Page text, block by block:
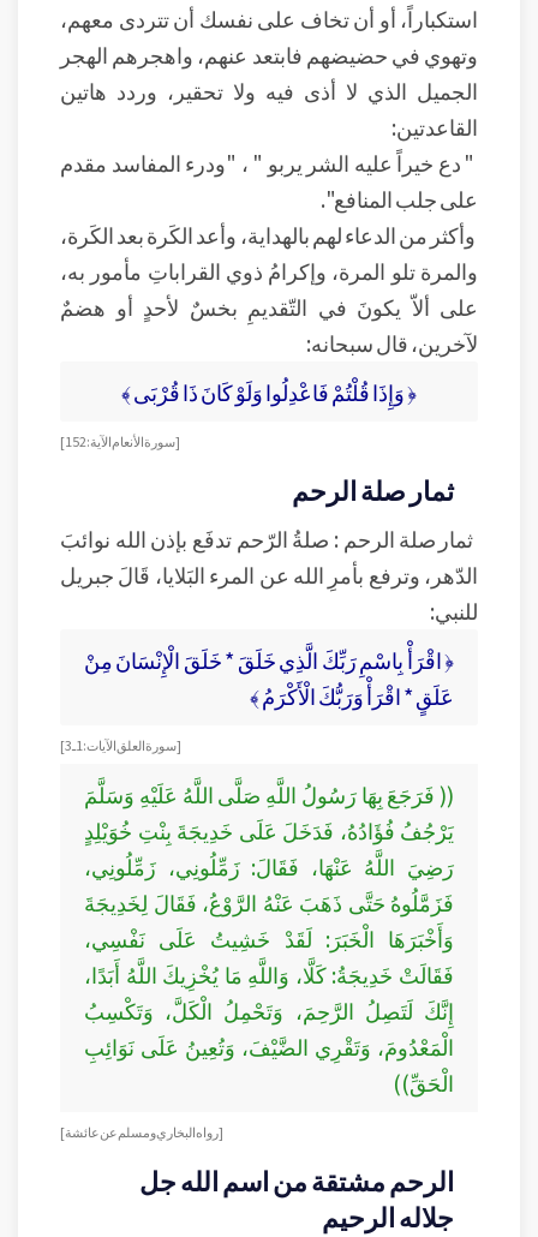
استكباراً، أو أن تخاف على نفسك أن تتردى معهم،
وتهوي في حضيضهم فابتعد عنهم، واهجرهم الهجر
الجميل الذي لا أذى فيه ولا تحقير، وردد هاتين
القاعدتين:
" دع خيراً عليه الشر يربو " ، "ودرء المفاسد مقدم
على جلب المنافع".
وأكثر من الدعاء لهم بالهداية، وأعد الكَرة بعد الكَرة،
والمرة تلو المرة، وإكرامُ ذوي القراباتِ مأمور به،
على ألاّ يكونَ في التّقديمِ بخسٌ لأحدٍ أو هضمٌ
لآخرين، قال سبحانه:
﴿ وَإِذَا قُلْتُمْ فَاعْدِلُوا وَلَوْ كَانَ ذَا قُرْبَى ﴾
[ سورة الأنعام الآية : 152]
ثمار صلة الرحم
ثمار صلة الرحم : صلةُ الرّحم تدفَع بإذن الله نوائبَ
الدّهر، وترفع بأمرِ الله عن المرء البَلايا، قَالَ جبريل
للنبي:
﴿ اقْرَأْ بِاسْمِ رَبِّكَ الَّذِي خَلَقَ * خَلَقَ الْإِنْسَانَ مِنْ
عَلَقٍ * اقْرَأْ وَرَبُّكَ الْأَكْرَمُ ﴾
[ سورة العلق الآيات: 1ـ3]
(( فَرَجَعَ بِهَا رَسُولُ اللَّهِ صَلَّى اللَّهُ عَلَيْهِ وَسَلَّمَ
يَرْجُفُ فُؤَادُهُ، فَدَخَلَ عَلَى خَدِيجَةَ بِنْتِ خُوَيْلِدٍ
رَضِيَ اللَّهُ عَنْهَا، فَقَالَ: زَمِّلُونِي، زَمِّلُونِي،
فَزَمَّلُوهُ حَتَّى ذَهَبَ عَنْهُ الرَّوْعُ، فَقَالَ لِخَدِيجَةَ
وَأَخْبَرَهَا الْخَبَرَ: لَقَدْ خَشِيتُ عَلَى نَفْسِي،
فَقَالَتْ خَدِيجَةُ: كَلَّا، وَاللَّهِ مَا يُخْزِيكَ اللَّهُ أَبَدًا،
إِنَّكَ لَتَصِلُ الرَّحِمَ، وَتَحْمِلُ الْكَلَّ، وَتَكْسِبُ
الْمَعْدُومَ، وَتَقْرِي الضَّيْفَ، وَتُعِينُ عَلَى نَوَائِبِ
الْحَقِّ))
[رواه البخاري ومسلم عن عائشة]
الرحم مشتقة من اسم الله جل
جلاله الرحيم